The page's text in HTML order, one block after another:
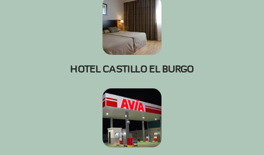
HOTEL CASTILLO EL BURGO